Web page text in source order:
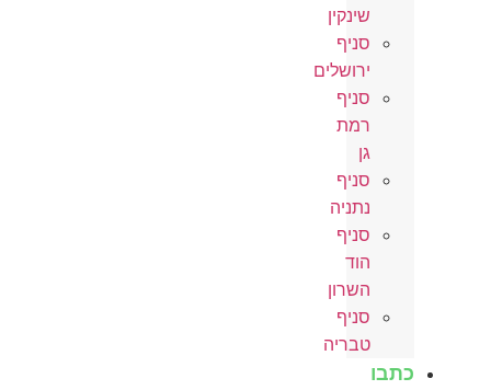
שינקין
סניף
ירושלים
סניף
רמת
גן
סניף
נתניה
סניף
הוד
השרון
סניף
טבריה
כתבו